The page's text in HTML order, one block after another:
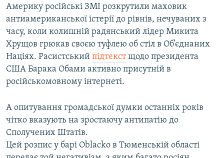
Америку російські ЗМІ розкрутили маховик
антиамериканської істерії до рівнів, нечуваних з
часу, коли колишній радянський лідер Микита
Хрущов грюкав своєю туфлею об стіл в Об’єднаних
Націях. Расистський підтекстщодо президента
США Барака Обами активно присутній в
російськомовному інтернеті.
А опитування громадської думки останніх років
чітко вказують на зростаючу антипатію до
Сполучених Штатів.
Цей розпис у барі Oblacko в Тюменській області